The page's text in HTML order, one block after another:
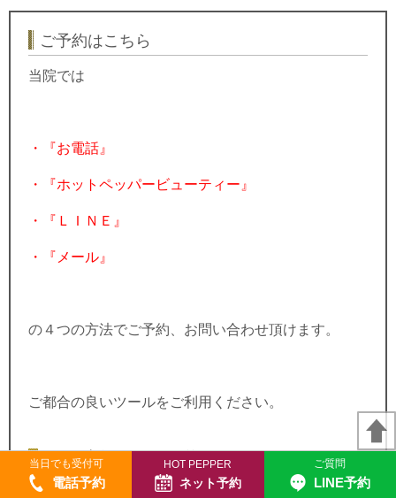
ご予約はこちら
当院では
・『お電話』
・『ホットペッパービューティー』
・『ＬＩＮＥ』
・『メール』
の４つの方法でご予約、お問い合わせ頂けます。
ご都合の良いツールをご利用ください。
お電話からのご予約について
「はい！なかのぶ整体院でございます。」
当日でも受付可
電話予約
HOT PEPPER
ネット予約
ご質問
LINE予約